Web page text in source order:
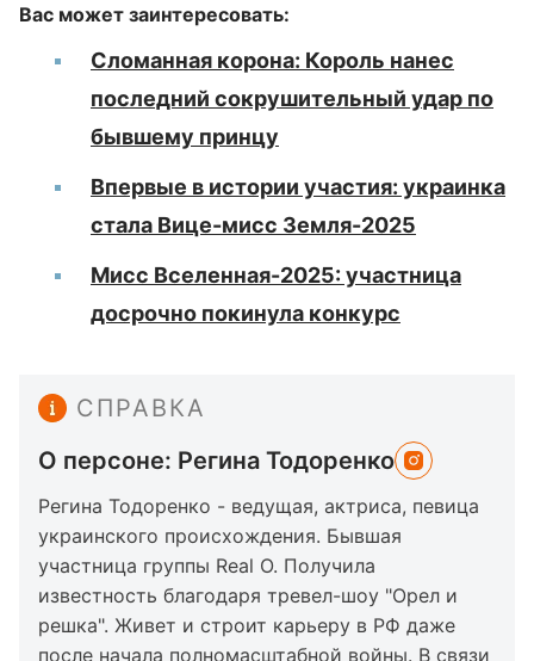
Вас может заинтересовать:
Сломанная корона: Король нанес
последний сокрушительный удар по
бывшему принцу
Впервые в истории участия: украинка
стала Вице-мисс Земля-2025
Мисс Вселенная-2025: участница
досрочно покинула конкурс
СПРАВКА
О персоне: Регина Тодоренко
Регина Тодоренко - ведущая, актриса, певица
украинского происхождения. Бывшая
участница группы Real O. Получила
известность благодаря тревел-шоу "Орел и
решка". Живет и строит карьеру в РФ даже
после начала полномасштабной войны. В связи